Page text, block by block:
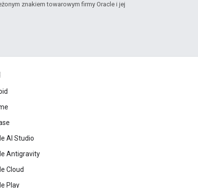
znakiem towarowym firmy Oracle i jej
AI Studio
Antigravity
Cloud
Play